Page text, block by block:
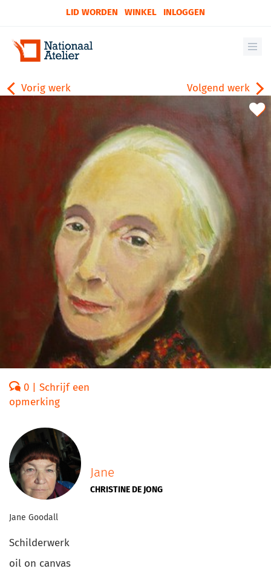
LID WORDEN WINKEL INLOGGEN
Volgend werk
Vorig werk
0 | Schrijf een
opmerking
Jane
CHRISTINE DE JONG
Jane Goodall
Schilderwerk
oil on canvas